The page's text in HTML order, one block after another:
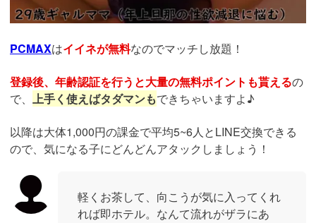
PCMAXはイイネが無料なのでマッチし放題！
登録後、年齢認証を行うと大量の無料ポイントも貰えるの
で、 上手く使えばタダマンもできちゃいますよ♪
以降は大体1,000円の課金で平均5~6人とLINE交換できる
ので、気になる子にどんどんアタックしましょう！
軽くお茶して、向こうが気に入ってくれ
れば即ホテル。なんて流れがザラにあ